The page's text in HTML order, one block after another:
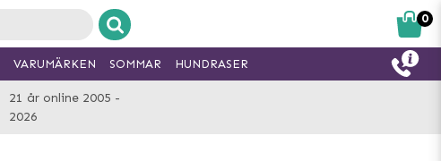
0
VARUMÄRKEN SOMMAR HUNDRASER
21 år online 2005 -
2026